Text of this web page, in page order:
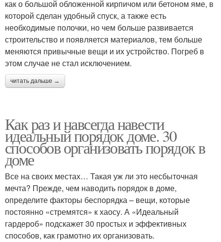
как о большой обложенной кирпичом или бетоном яме, в
которой сделан удобный спуск, а также есть
необходимые полочки, но чем больше развивается
строительство и появляется материалов, тем больше
меняются привычные вещи и их устройство. Погреб в
этом случае не стал исключением.
читать дальше →
Как раз и навсегда навести
идеальный порядок доме. 30
способов организовать порядок в
доме
Все на своих местах… Такая уж ли это несбыточная
мечта? Прежде, чем наводить порядок в доме,
определите факторы беспорядка – вещи, которые
постоянно «стремятся» к хаосу. А «Идеальный
гардероб» подскажет 30 простых и эффективных
способов, как грамотно их организовать.